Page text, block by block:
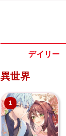
デイリー
異世界
1